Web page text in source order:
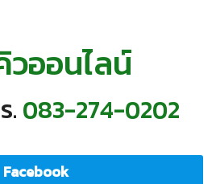
ออนไลน์
. 083-274-0202
Facebook